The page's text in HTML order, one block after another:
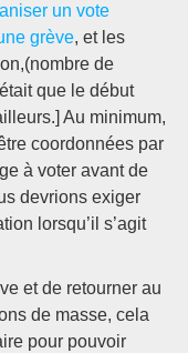
un vote
grève, et les
de
que le début
Au minimum,
coordonnées par
à voter avant de
devrions exiger
lorsqu’il s’agit
et de retourner au
de masse, cela
pour pouvoir